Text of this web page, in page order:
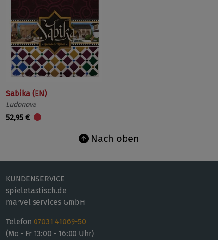
Sabika (EN)
Ludonova
52,95 €
Nach oben
KUNDENSERVICE
spieletastisch.de
marvel services GmbH
Telefon 07031 41069-50
(Mo - Fr 13:00 - 16:00 Uhr)